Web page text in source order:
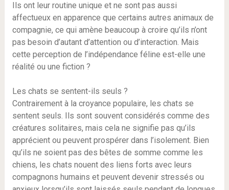
Ils ont leur routine unique et ne sont pas aussi
affectueux en apparence que certains autres animaux de
compagnie, ce qui amène beaucoup à croire qu’ils n’ont
pas besoin d’autant d’attention ou d’interaction. Mais
cette perception de l’indépendance féline est-elle une
réalité ou une fiction ?
Les chats se sentent-ils seuls ?
Contrairement à la croyance populaire, les chats se
sentent seuls. Ils sont souvent considérés comme des
créatures solitaires, mais cela ne signifie pas qu’ils
apprécient ou peuvent prospérer dans l’isolement. Bien
qu’ils ne soient pas des bêtes de somme comme les
chiens, les chats nouent des liens forts avec leurs
compagnons humains et peuvent devenir stressés ou